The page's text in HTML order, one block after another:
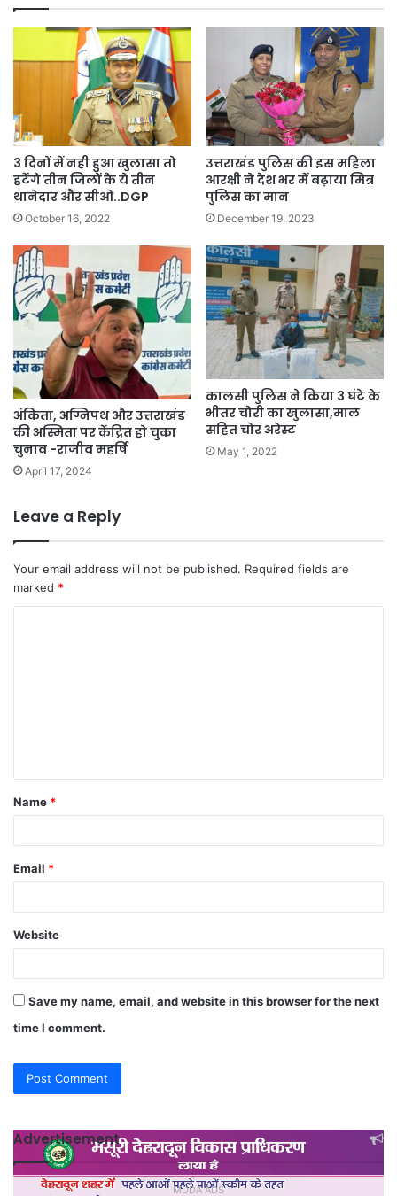
3 दिनों में नही हुआ खुलासा तो
हटेंगे तीन जिलों के ये तीन
थानेदार और सीओ..DGP
October 16, 2022
उत्तराखंड पुलिस की इस महिला
आरक्षी ने देश भर में बढ़ाया मित्र
पुलिस का मान
December 19, 2023
अंकिता, अग्निपथ और उत्तराखंड
की अस्मिता पर केंद्रित हो चुका
चुनाव -राजीव महर्षि
April 17, 2024
कालसी पुलिस ने किया 3 घंटे के
भीतर चोरी का खुलासा,माल
सहित चोर अरेस्ट
May 1, 2022
Leave a Reply
Your email address will not be published. Required fields are
marked *
t
*
Name *
Email *
Website
Save my name, email, and website in this browser for the next
time I comment.
Advertisement
MDDA ADS